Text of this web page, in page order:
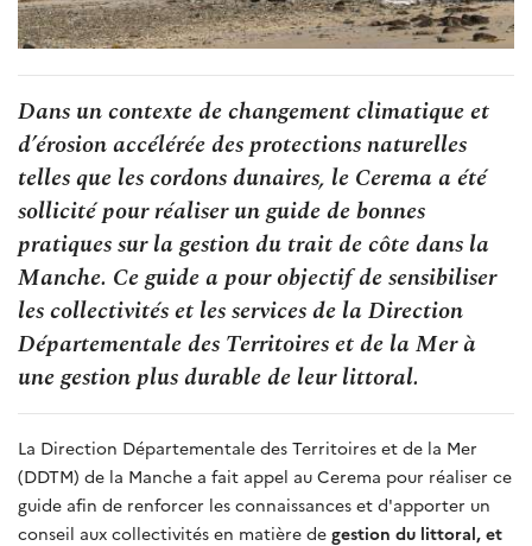
Dans un contexte de changement climatique et
d’érosion accélérée des protections naturelles
telles que les cordons dunaires, le Cerema a été
sollicité pour réaliser un guide de bonnes
pratiques sur la gestion du trait de côte dans la
Manche. Ce guide a pour objectif de sensibiliser
les collectivités et les services de la Direction
Départementale des Territoires et de la Mer à
une gestion plus durable de leur littoral.
La Direction Départementale des Territoires et de la Mer
(DDTM) de la Manche a fait appel au Cerema pour réaliser ce
guide afin de renforcer les connaissances et d'apporter un
conseil aux collectivités en matière de gestion du littoral, et